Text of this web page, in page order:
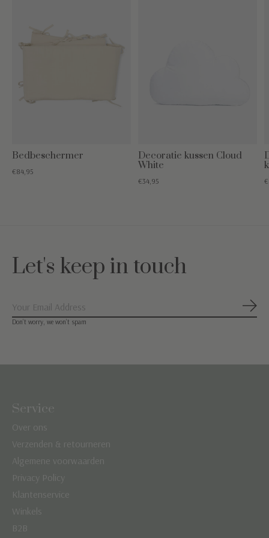
Bedbeschermer
€84,95
Decoratie kussen Cloud
White
€34,95
Let's keep in touch
Don’t worry, we won’t spam
Service
Over ons
Verzenden & retourneren
Algemene voorwaarden
Privacy Policy
Klantenservice
Winkels
B2B